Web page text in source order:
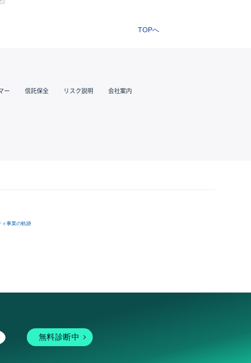
TOPへ
ー 信託保全 リスク説明 会社案内
ィ事業の軌跡
無料診断中